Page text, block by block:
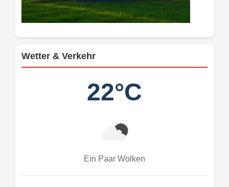
Wetter & Verkehr
22°C
Ein Paar Wolken